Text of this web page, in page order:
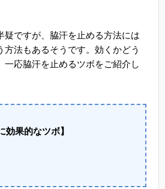
疑ですが、脇汗を止める方法には
方法もあるそうです。効くかどう
一応脇汗を止めるツボをご紹介し
効果的なツボ】